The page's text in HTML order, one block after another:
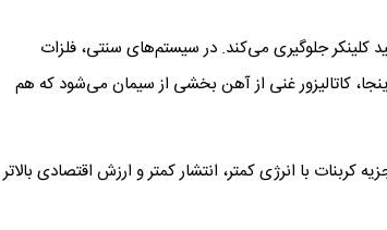
کلینکر جلوگیری می‌کند. در سیستم‌های سنتی، فلزات
کاتالیزور غنی از آهن بخشی از سیمان می‌شود که هم
با انرژی کمتر، انتشار کمتر و ارزش اقتصادی بالاتر